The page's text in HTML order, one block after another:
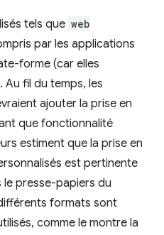
tels que web
par les applications
forme (car elles
Au fil du temps, les
ajouter la prise en
que fonctionnalité
estiment que la prise en
est pertinente
le presse-papiers du
formats sont
comme le montre la